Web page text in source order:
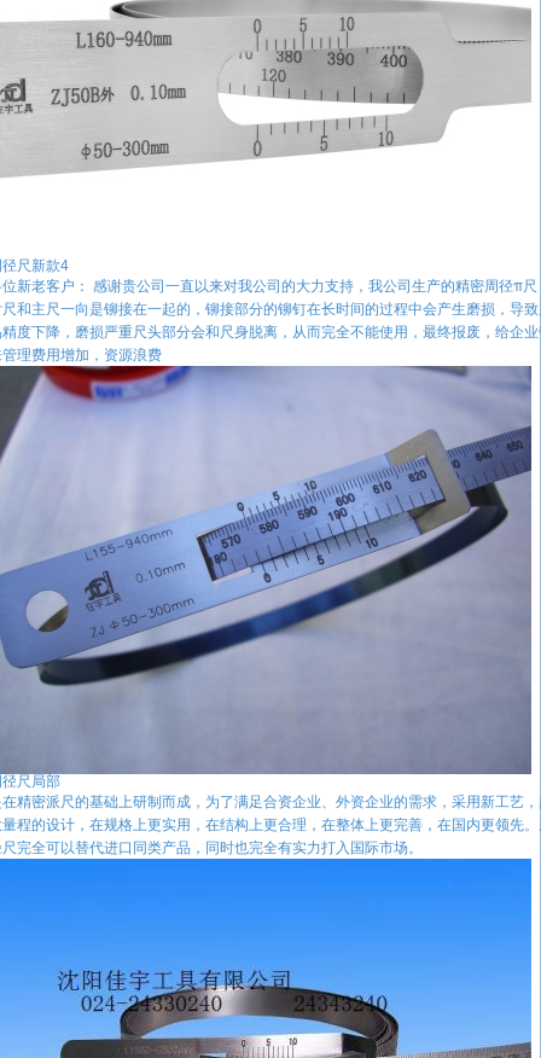
尺新款4
新老客户： 感谢贵公司一直以来对我公司的大力支持，我公司生产的精密周径π尺
和主尺一向是铆接在一起的，铆接部分的铆钉在长时间的过程中会产生磨损，导
度下降，磨损严重尺头部分会和尺身脱离，从而完全不能使用，最终报废，给企
理费用增加，资源浪费
尺局部
精密派尺的基础上研制而成，为了满足合资企业、外资企业的需求，采用新工艺
程的设计，在规格上更实用，在结构上更合理，在整体上更完善，在国内更领先
完全可以替代进口同类产品，同时也完全有实力打入国际市场。